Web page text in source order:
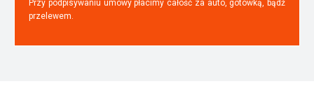
Przy podpisywaniu umowy płacimy całość za auto, gotówką, bądź
przelewem.